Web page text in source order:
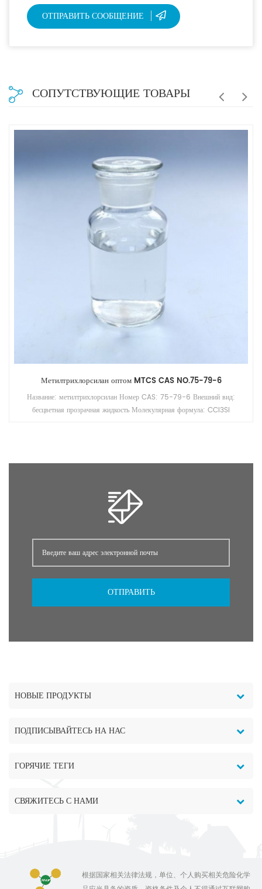
ОТПРАВИТЬ СООБЩЕНИЕ
СОПУТСТВУЮЩИЕ ТОВАРЫ
Метилтрихлорсилан оптом MTCS CAS NO.75-79-6
Название: метилтрихлорсилан Номер CAS: 75-79-6 Внешний вид:
бесцветная прозрачная жидкость Молекулярная формула: CCl3Si
ОТПРАВИТЬ
НОВЫЕ ПРОДУКТЫ
ПОДПИСЫВАЙТЕСЬ НА НАС
ГОРЯЧИЕ ТЕГИ
СВЯЖИТЕСЬ С НАМИ
根据国家相关法律法规，单位、个人购买相关危险化学